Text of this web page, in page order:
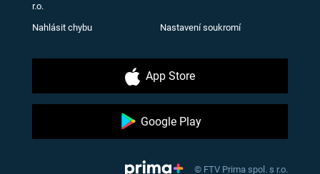
r.o.
Nahlásit chybu Nastavení soukromí
App Store
Google Play
© FTV Prima spol. s r.o.